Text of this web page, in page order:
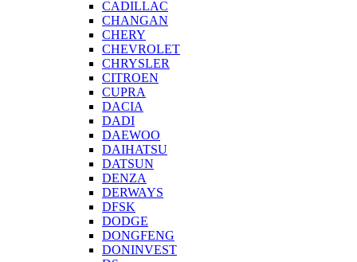
CADILLAC
CHANGAN
CHERY
CHEVROLET
CHRYSLER
CITROEN
CUPRA
DACIA
DADI
DAEWOO
DAIHATSU
DATSUN
DENZA
DERWAYS
DFSK
DODGE
DONGFENG
DONINVEST